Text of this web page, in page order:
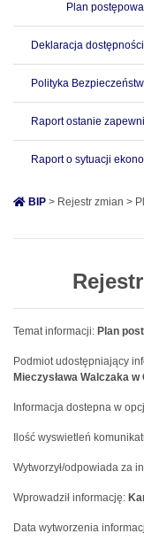
Plan
Deklaracja dostępności
Polityka
Raport ostanie
Raport o sytuacji
BIP > Rejestr zmian >
Temat informacji: Plan
Podmiot udostępniający
Mieczysława Walczaka w
Informacja dostepna w
Ilość wyswietleń
Wytworzył/odpowiada za
Wprowadził informację:
Data wytworzenia